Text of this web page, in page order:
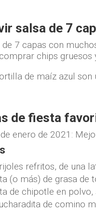
salsa de 7
de 7 capas con
chips
de maíz azul
de fiesta
enero de 2021:
refritos, de una
(o más) de grasa
de chipotle en
de comino